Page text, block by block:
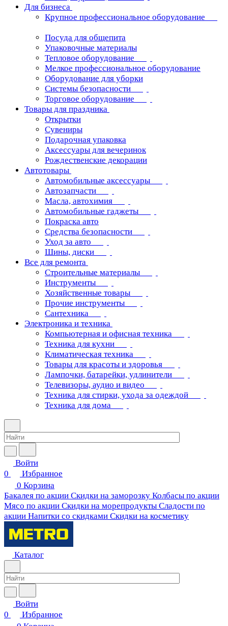
Для бизнеса
Крупное профессиональное оборудование
Посуда для общепита
Упаковочные материалы
Тепловое оборудование
Мелкое профессиональное оборудование
Оборудование для уборки
Системы безопасности
Торговое оборудование
Товары для праздника
Открытки
Сувениры
Подарочная упаковка
Аксессуары для вечеринок
Рождественские декорации
Автотовары
Автомобильные аксессуары
Автозапчасти
Масла, автохимия
Автомобильные гаджеты
Покраска авто
Средства безопасности
Уход за авто
Шины, диски
Все для ремонта
Строительные материалы
Инструменты
Хозяйственные товары
Прочие инструменты
Сантехника
Электроника и техника
Компьютерная и офисная техника
Техника для кухни
Климатическая техника
Товары для красоты и здоровья
Лампочки, батарейки, удлинители
Телевизоры, аудио и видео
Техника для стирки, ухода за одеждой
Техника для дома
Войти
0
Избранное
0 Корзина
Бакалея по акции Скидки на заморозку Колбасы по акции
Мясо по акции Скидки на морепродукты Сладости по
акции Напитки со скидками Скидки на косметику
Каталог
Войти
0
Избранное